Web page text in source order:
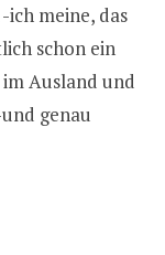
ich meine, das
schon ein
Ausland und
genau